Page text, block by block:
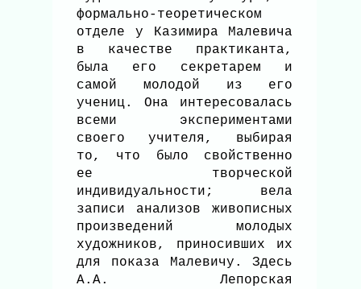
формально-теоретическом
отделе у Казимира Малевича
в качестве практиканта,
была его секретарем и
самой молодой из его
учениц. Она интересовалась
всеми экспериментами
своего учителя, выбирая
то, что было свойственно
ее творческой
индивидуальности; вела
записи анализов живописных
произведений молодых
художников, приносивших их
для показа Малевичу. Здесь
А.А. Лепорская